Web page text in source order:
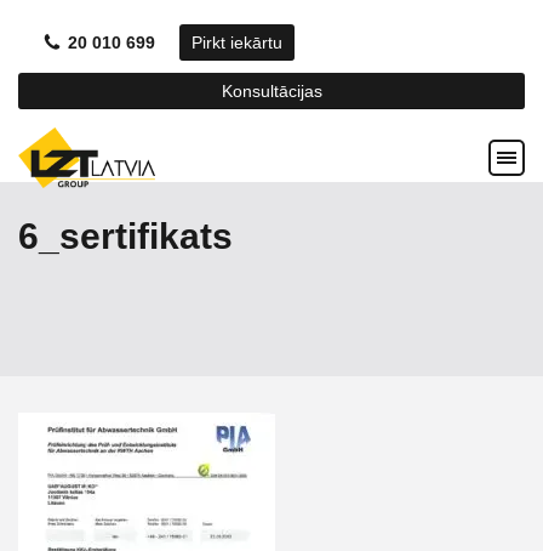
20 010 699 Pirkt iekārtu
Konsultācijas
6_sertifikats